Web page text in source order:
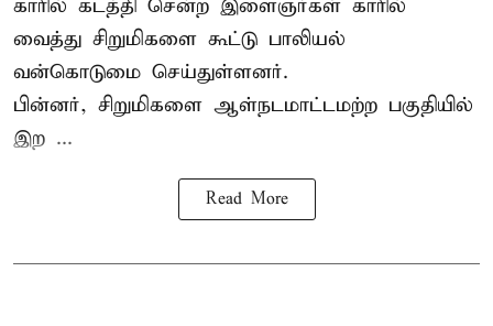
காரில் கடத்தி சென்ற இளைஞர்கள் காரில்
வைத்து சிறுமிகளை கூட்டு பாலியல்
வன்கொடுமை செய்துள்ளனர்.
பின்னர், சிறுமிகளை ஆள்நடமாட்டமற்ற பகுதியில்
இற ...
Read More